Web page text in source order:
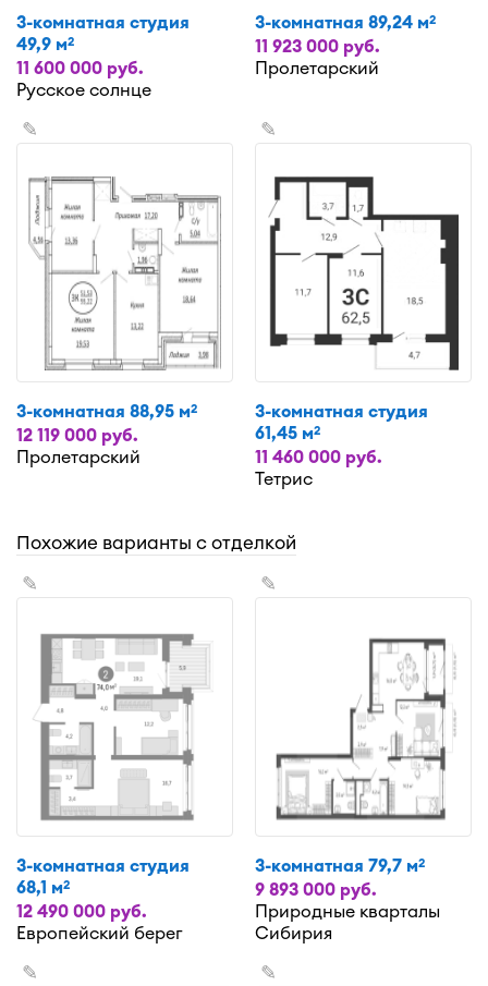
3-комнатная студия
49,9 м2
11 600 000 руб.
Русское солнце
3-комнатная 89,24 м2
11 923 000 руб.
Пролетарский
✎
3-комнатная 88,95 м2
12 119 000 руб.
Пролетарский
✎
3-комнатная студия
61,45 м2
11 460 000 руб.
Тетрис
Похожие варианты с отделкой
✎
3-комнатная студия
68,1 м2
12 490 000 руб.
Европейский берег
✎
3-комнатная 79,7 м2
9 893 000 руб.
Природные кварталы
Сибирия
✎ ✎